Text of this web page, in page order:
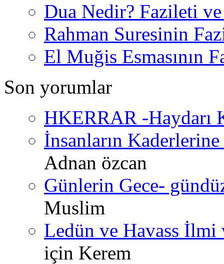
Dua Nedir? Fazileti
Rahman Suresinin
El Muğis Esmasının
Son yorumlar
HKERRAR -Haydarı
İnsanların
Adnan özcan
Günlerin Gece-
Muslim
Ledün ve Havass İlmi
için Kerem